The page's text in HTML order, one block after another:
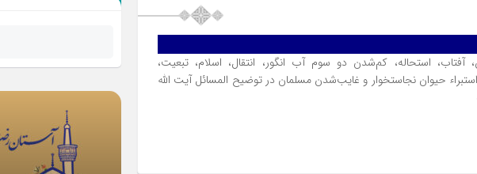
استحاله، کم‌شدن دو سوم آب انگور، انتقال، اسلام، تبعیت،
حیوان نجاستخوار و غایب‌شدن مسلمان در توضیح المسائل آیت الله